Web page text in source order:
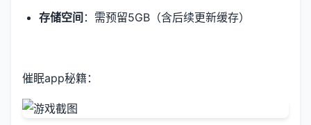
​存储空间​ ​：需预留5GB（含后续更新缓存）
催眠app秘籍：